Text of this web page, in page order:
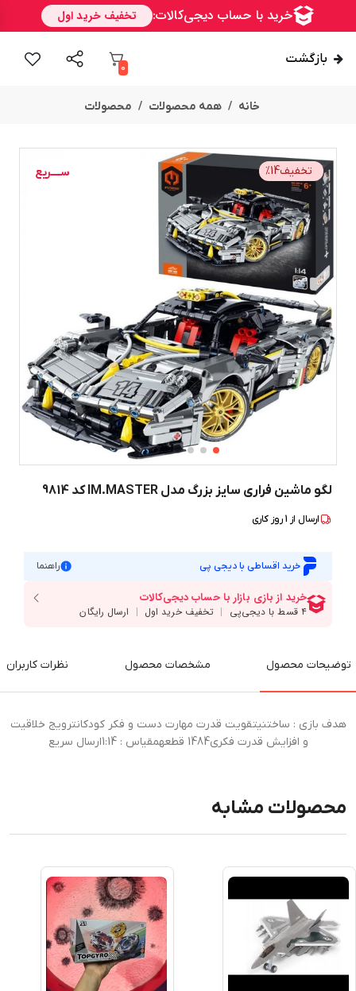
بازگشت
0
خانه همه محصولات محصولات
ســــریع تخفیف %14
لگو ماشین فراری سایز بزرگ مدل IM.MASTER کد 9814
ارسال از 1روز کاری
خرید اقساطی با دیجی پی راهنما
توضیحات محصول مشخصات محصول نظرات کاربران
هدف بازی : ساختنیتقویت قدرت مهارت دست و فکر کودکانترویج خلاقیت
و افزایش قدرت فکری1484 قطعهمقیاس : 1:14ارسال سریع
محصولات مشابه